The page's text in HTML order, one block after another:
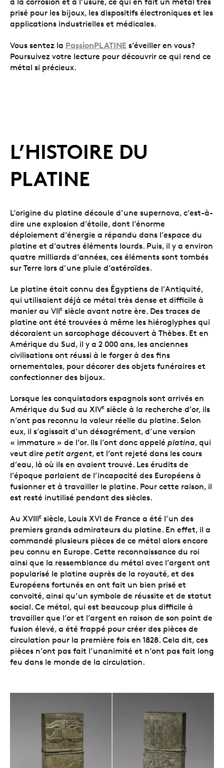
prisé pour les bijoux, les dispositifs électroniques et les
applications industrielles et médicales.
Vous sentez la PassionPLATINE s’éveiller en vous?
Poursuivez votre lecture pour découvrir ce qui rend ce
métal si précieux.
L’HISTOIRE DU
PLATINE
L’origine du platine découle d’une supernova, c’est-à-
dire une explosion d’étoile, dont l’énorme
déploiement d’énergie a répandu dans l’espace du
platine et d’autres éléments lourds. Puis, il y a environ
quatre milliards d’années, ces éléments sont tombés
sur Terre lors d’une pluie d’astéroïdes.
Le platine était connu des Égyptiens de l’Antiquité,
qui utilisaient déjà ce métal très dense et difficile à
manier au VIIE siècle avant notre ère. Des traces de
platine ont été trouvées à même les hiéroglyphes qui
décoraient un sarcophage découvert à Thèbes. Et en
Amérique du Sud, il y a 2 000 ans, les anciennes
civilisations ont réussi à le forger à des fins
ornementales, pour décorer des objets funéraires et
confectionner des bijoux.
Lorsque les conquistadors espagnols sont arrivés en
Amérique du Sud au XIVE siècle à la recherche d’or, ils
n’ont pas reconnu la valeur réelle du platine. Selon
eux, il s’agissait d’un désagrément, d’une version
« immature » de l’or. Ils l’ont donc appelé platina, qui
veut dire petit argent, et l’ont rejeté dans les cours
d’eau, là où ils en avaient trouvé. Les érudits de
l’époque parlaient de l’incapacité des Européens à
fusionner et à travailler le platine. Pour cette raison, il
est resté inutilisé pendant des siècles.
Au XVIIIE siècle, Louis XVI de France a été l’un des
premiers grands admirateurs du platine. En effet, il a
commandé plusieurs pièces de ce métal alors encore
peu connu en Europe. Cette reconnaissance du roi
ainsi que la ressemblance du métal avec l’argent ont
popularisé le platine auprès de la royauté, et des
Européens fortunés en ont fait un bien prisé et
convoité, ainsi qu’un symbole de réussite et de statut
social. Ce métal, qui est beaucoup plus difficile à
travailler que l’or et l’argent en raison de son point de
fusion élevé, a été frappé pour créer des pièces de
circulation pour la première fois en 1828. Cela dit, ces
pièces n’ont pas fait l’unanimité et n’ont pas fait long
feu dans le monde de la circulation.